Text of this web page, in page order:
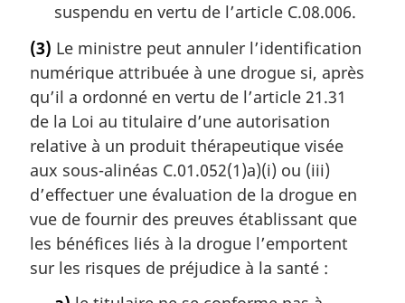
suspendu en vertu de l’article C.08.006.
(3) Le ministre peut annuler l’identification
numérique attribuée à une drogue si, après
qu’il a ordonné en vertu de l’article 21.31
de la Loi au titulaire d’une autorisation
relative à un produit thérapeutique visée
aux sous-alinéas C.01.052(1)a)(i) ou (iii)
d’effectuer une évaluation de la drogue en
vue de fournir des preuves établissant que
les bénéfices liés à la drogue l’emportent
sur les risques de préjudice à la santé :